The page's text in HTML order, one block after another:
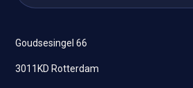
Goudsesingel 66
3011KD Rotterdam